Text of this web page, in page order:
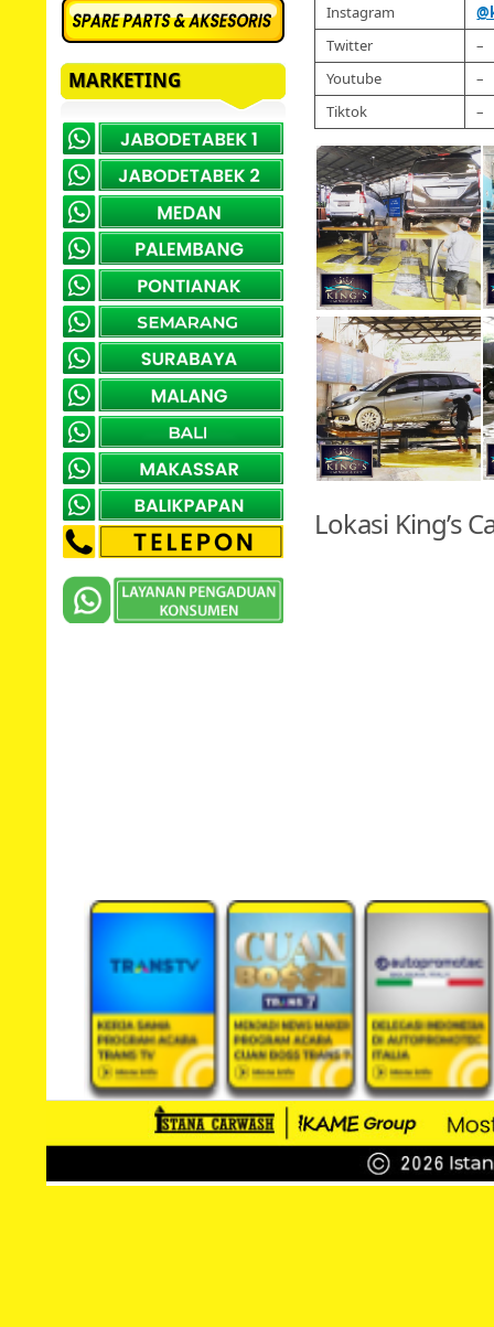
Instagram
Twitter
–
Youtube
–
Tiktok
–
Lokasi King’s
MARKETING